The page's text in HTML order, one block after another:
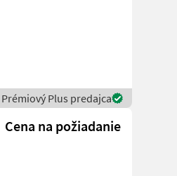
Prémiový Plus predajca
Cena na požiadanie